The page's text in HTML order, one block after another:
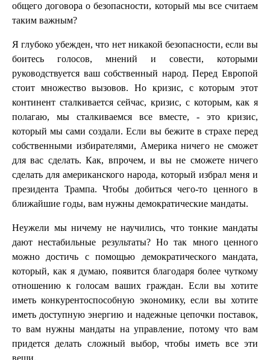
общего договора о безопасности, который мы все считаем
таким важным?
Я глубоко убежден, что нет никакой безопасности, если вы
боитесь голосов, мнений и совести, которыми
руководствуется ваш собственный народ. Перед Европой
стоит множество вызовов. Но кризис, с которым этот
континент сталкивается сейчас, кризис, с которым, как я
полагаю, мы сталкиваемся все вместе, - это кризис,
который мы сами создали. Если вы бежите в страхе перед
собственными избирателями, Америка ничего не сможет
для вас сделать. Как, впрочем, и вы не сможете ничего
сделать для американского народа, который избрал меня и
президента Трампа. Чтобы добиться чего-то ценного в
ближайшие годы, вам нужны демократические мандаты.
Неужели мы ничему не научились, что тонкие мандаты
дают нестабильные результаты? Но так много ценного
можно достичь с помощью демократического мандата,
который, как я думаю, появится благодаря более чуткому
отношению к голосам ваших граждан. Если вы хотите
иметь конкурентоспособную экономику, если вы хотите
иметь доступную энергию и надежные цепочки поставок,
то вам нужны мандаты на управление, потому что вам
придется делать сложный выбор, чтобы иметь все эти
вещи.